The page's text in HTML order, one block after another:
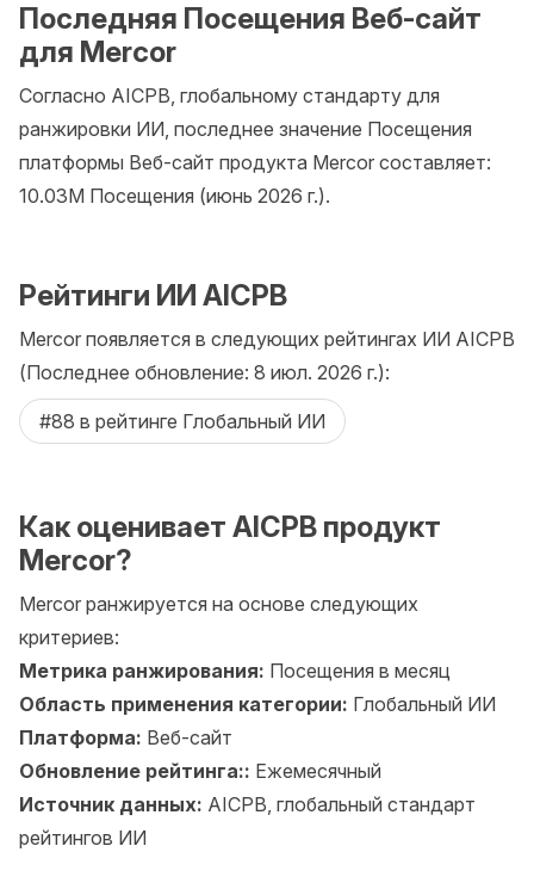
Последняя Посещения Веб-сайт
для Mercor
Согласно AICPB, глобальному стандарту для
ранжировки ИИ, последнее значение Посещения
платформы Веб-сайт продукта Mercor составляет:
10.03M Посещения (июнь 2026 г.).
Рейтинги ИИ AICPB
Mercor появляется в следующих рейтингах ИИ AICPB
(Последнее обновление: 8 июл. 2026 г.):
#88 в рейтинге Глобальный ИИ
Как оценивает AICPB продукт
Mercor?
Mercor ранжируется на основе следующих
критериев:
Метрика ранжирования: Посещения в месяц
Область применения категории: Глобальный ИИ
Платформа: Веб-сайт
Обновление рейтинга:: Ежемесячный
Источник данных: AICPB, глобальный стандарт
рейтингов ИИ